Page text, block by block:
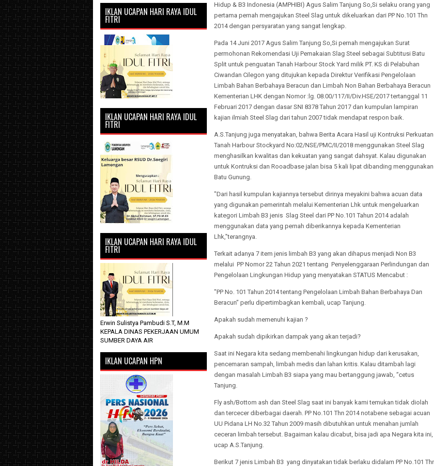
Hidup & B3 Indonesia (AMPHIBI) Agus Salim Tanjung So,Si selaku orang yang
pertama pernah mengajukan Steel Slag untuk dikeluarkan dari PP No.101 Thn
2014 dengan persyaratan yang sangat lengkap.
Pada 14 Juni 2017 Agus Salim Tanjung So,Si pernah mengajukan Surat
permohonan Rekomendasi Uji Pemakaian Slag Steel sebagai Subtitusi Batu
Split untuk penguatan Tanah Harbour Stock Yard milik PT. KS di Pelabuhan
Ciwandan Cilegon yang ditujukan kepada Direktur Verifikasi Pengelolaan
Limbah Bahan Berbahaya Beracun dan Limbah Non Bahan Berbahaya Beracun
Kementerian LHK dengan Nomor :lg. 08.00/117/II/Div.HSE/2017 tertanggal 11
Februari 2017 dengan dasar SNI 8378 Tahun 2017 dan kumpulan lampiran
kajian ilmiah Steel Slag dari tahun 2007 tidak mendapat respon baik.
A.S.Tanjung juga menyatakan, bahwa Berita Acara Hasil uji Kontruksi Perkuatan
Tanah Harbour Stockyard No:02/NSE/PMC/II/2018 menggunakan Steel Slag
menghasilkan kwalitas dan kekuatan yang sangat dahsyat. Kalau digunakan
untuk Kontruksi dan Rooadbase jalan bisa 5 kali lipat dibanding menggunakan
Batu Gunung.
"Dari hasil kumpulan kajiannya tersebut dirinya meyakini bahwa acuan data
yang digunakan pemerintah melalui Kementerian Lhk untuk mengeluarkan
kategori Limbah B3 jenis Slag Steel dari PP No.101 Tahun 2014 adalah
menggunakan data yang pernah diberikannya kepada Kementerian
Lhk,"terangnya.
Terkait adanya 7 item jenis limbah B3 yang akan dihapus menjadi Non B3
melalui PP Nomor 22 Tahun 2021 tentang Penyelenggaraan Perlindungan dan
Pengelolaan Lingkungan Hidup yang menyatakan STATUS Mencabut :
"PP No. 101 Tahun 2014 tentang Pengelolaan Limbah Bahan Berbahaya Dan
Beracun” perlu dipertimbagkan kembali, ucap Tanjung.
Apakah sudah memenuhi kajian ?
Apakah sudah dipikirkan dampak yang akan terjadi?
Saat ini Negara kita sedang membenahi lingkungan hidup dari kerusakan,
pencemaran sampah, limbah medis dan lahan kritis. Kalau ditambah lagi
dengan masalah Limbah B3 siapa yang mau bertanggung jawab, “cetus
Tanjung.
Fly ash/Bottom ash dan Steel Slag saat ini banyak kami temukan tidak diolah
dan tercecer diberbagai daerah. PP No.101 Thn 2014 notabene sebagai acuan
UU Pidana LH No.32 Tahun 2009 masih dibutuhkan untuk menahan jumlah
ceceran limbah tersebut. Bagaiman kalau dicabut, bisa jadi apa Negara kita ini,
ucap A.S.Tanjung.
Berikut 7 jenis Limbah B3 yang dinyatakan tidak berlaku didalam PP No.101
IKLAN UCAPAN HARI RAYA IDUL
FITRI
IKLAN UCAPAN HARI RAYA IDUL
FITRI
IKLAN UCAPAN HARI RAYA IDUL
FITRI
Erwin Sulistya Pambudi S.T, M.M
KEPALA DINAS PEKERJAAN UMUM
SUMBER DAYA AIR
IKLAN UCAPAN HPN